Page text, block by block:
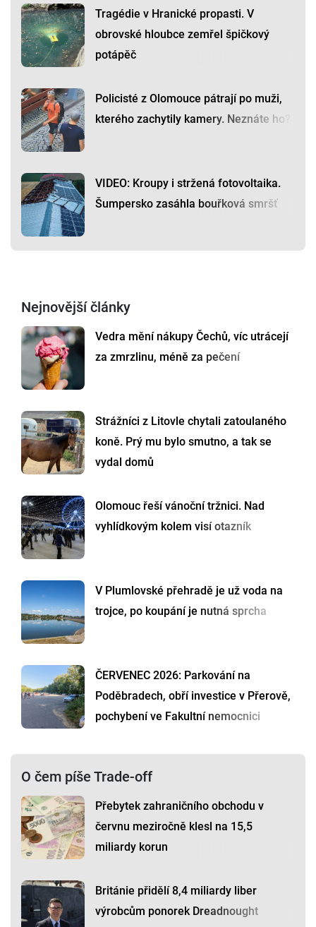
Tragédie v Hranické propasti. V
obrovské hloubce zemřel špičkový
potápěč
Policisté z Olomouce pátrají po muži,
kterého zachytily kamery. Neznáte ho?
VIDEO: Kroupy i stržená fotovoltaika.
Šumpersko zasáhla bouřková smršť
Nejnovější články
Vedra mění nákupy Čechů, víc utrácejí
za zmrzlinu, méně za pečení
Strážníci z Litovle chytali zatoulaného
koně. Prý mu bylo smutno, a tak se
vydal domů
Olomouc řeší vánoční tržnici. Nad
vyhlídkovým kolem visí otazník
V Plumlovské přehradě je už voda na
trojce, po koupání je nutná sprcha
ČERVENEC 2026: Parkování na
Poděbradech, obří investice v Přerově,
pochybení ve Fakultní nemocnici
O čem píše Trade-off
Přebytek zahraničního obchodu v
červnu meziročně klesl na 15,5
miliardy korun
Británie přidělí 8,4 miliardy liber
výrobcům ponorek Dreadnought